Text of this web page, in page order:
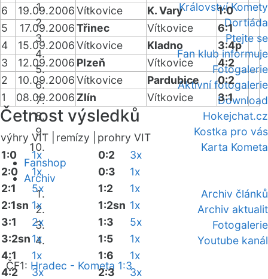
Království Komety
Dortiáda
Ptejte se
Fan klub informuje
Fotogalerie
Aktivní fotogalerie
Download
Hokejchat.cz
Kostka pro vás
Karta Kometa
Fanshop
Archiv
Archiv článků
Archiv aktualit
Fotogalerie
Youtube kanál
ČF1: Hradec - Kometa 1:3
6
19.09.2006Vítkovice K. Vary
1:0
5
17.09.2006Třinec Vítkovice
6:1
4
15.09.2006Vítkovice Kladno
3:4p
3
12.09.2006 Plzeň Vítkovice
4:2
2
10.09.2006Vítkovice Pardubice
0:2
1
08.09.2006 Zlín Vítkovice 3:1
Četnost výsledků
výhry VIT | remízy |
prohry VIT
1:0
1x
2:0
1x
2:1
5x
2:1sn 1x
3:1
2x
3:2sn1x
4:1
1x
4:2
3x
0:2
3x
0:3
1x
1:2
1x
1:2sn 1x
1:3
5x
1:5
1x
1:6
1x
2:3
3x